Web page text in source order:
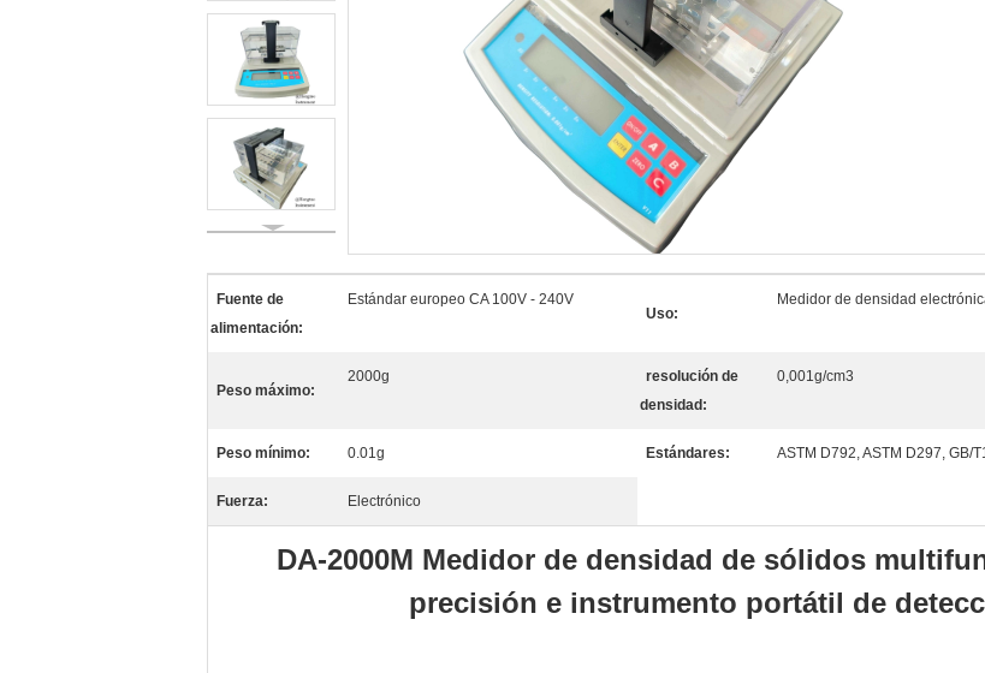
Fuente de
alimentación:
Estándar europeo CA 100V - 240V
Uso:
Medidor de densidad
Peso máximo:
2000g
resolución de
densidad:
0,001g/cm3
Peso mínimo: 0.01g Estándares: ASTM D792, ASTM D297, GB/
Fuerza: Electrónico
DA-2000M Medidor de densidad de sólidos
precisión e instrumento portátil de